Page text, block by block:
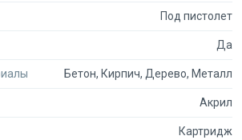
огнезащитная мастика начинает
трехмерно расширяясь, тем
проникновению огня и дыма в смежные
Под пистолет
Да
Бетон, Кирпич, Дерево, Металл
Акрил
Картридж